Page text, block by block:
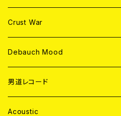
Crust War
Debauch Mood
男道レコード
Acoustic